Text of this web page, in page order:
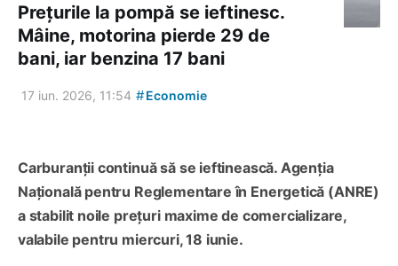
Prețurile la pompă se ieftinesc.
Mâine, motorina pierde 29 de
bani, iar benzina 17 bani
17 iun. 2026, 11:54 #Economie
Carburanții continuă să se ieftinească. Agenția
Națională pentru Reglementare în Energetică (ANRE)
a stabilit noile prețuri maxime de comercializare,
valabile pentru miercuri, 18 iunie.